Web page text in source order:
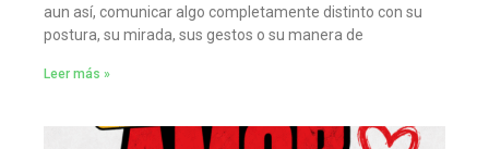
aun así, comunicar algo completamente distinto con su
postura, su mirada, sus gestos o su manera de
Leer más »